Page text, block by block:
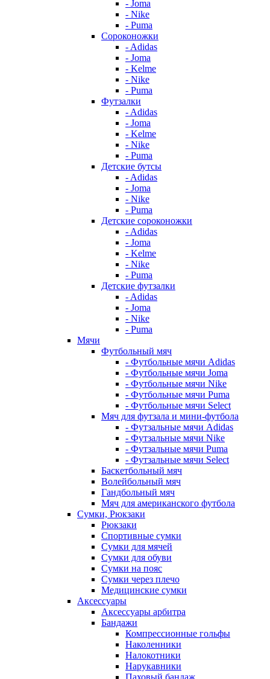
- Joma
- Nike
- Puma
Сороконожки
- Adidas
- Joma
- Kelme
- Nike
- Puma
Футзалки
- Adidas
- Joma
- Kelme
- Nike
- Puma
Детские бутсы
- Adidas
- Joma
- Nike
- Puma
Детские сороконожки
- Adidas
- Joma
- Kelme
- Nike
- Puma
Детские футзалки
- Adidas
- Joma
- Nike
- Puma
Мячи
Футбольный мяч
- Футбольные мячи Adidas
- Футбольные мячи Joma
- Футбольные мячи Nike
- Футбольные мячи Puma
- Футбольные мячи Select
Мяч для футзала и мини-футбола
- Футзальные мячи Adidas
- Футзальные мячи Nike
- Футзальные мячи Puma
- Футзальные мячи Select
Баскетбольный мяч
Волейбольный мяч
Гандбольный мяч
Мяч для американского футбола
Сумки, Рюкзаки
Рюкзаки
Спортивные сумки
Сумки для мячей
Сумки для обуви
Сумки на пояс
Сумки через плечо
Медицинские сумки
Аксессуары
Аксессуары арбитра
Бандажи
Компрессионные гольфы
Наколенники
Налокотники
Нарукавники
Паховый бандаж